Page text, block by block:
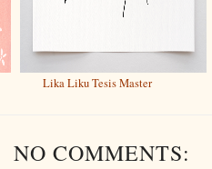
Lika Liku Tesis Master
NO COMMENTS: